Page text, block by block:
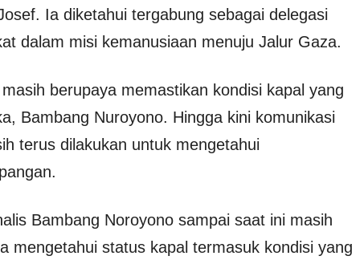
Ia diketahui tergabung sebagai delegasi
dalam misi kemanusiaan menuju Jalur Gaza.
berupaya memastikan kondisi kapal yang
Bambang Nuroyono. Hingga kini komunikasi
terus dilakukan untuk mengetahui
Bambang Noroyono sampai saat ini masih
mengetahui status kapal termasuk kondisi yang